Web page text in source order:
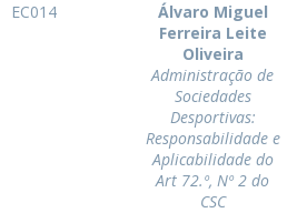
EC014
Álvaro Miguel
Ferreira Leite
Oliveira
Administração de
Sociedades
Desportivas:
Responsabilidade e
Aplicabilidade do
Art 72.º, Nº 2 do
CSC